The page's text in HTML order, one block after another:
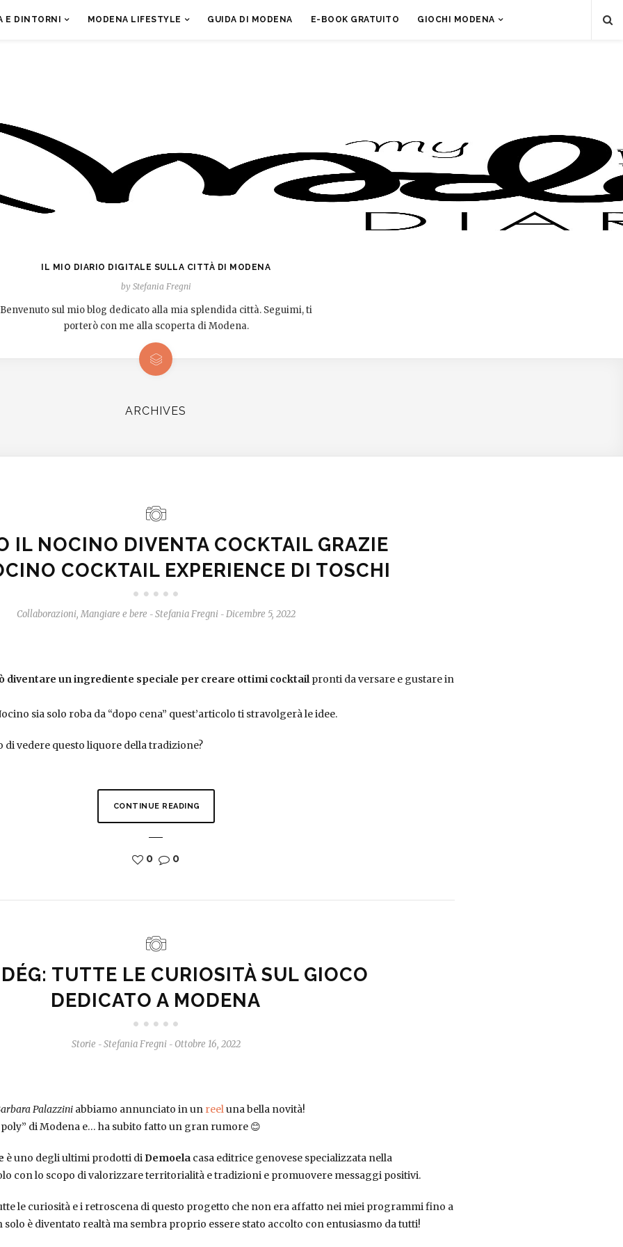
E DINTORNI MODENA LIFESTYLE GUIDA DI MODENA E-BOOK GRATUITO GIOCHI MODENA
IL MIO DIARIO DIGITALE SULLA CITTÀ DI MODENA
by Stefania Fregni
Benvenuto sul mio blog dedicato alla mia splendida città. Seguimi, ti
porterò con me alla scoperta di Modena.
ARCHIVES
IL NOCINO DIVENTA COCKTAIL GRAZIE
COCKTAIL EXPERIENCE DI TOSCHI
Collaborazioni,Mangiare e bere - Stefania Fregni - Dicembre 5, 2022
diventare un ingrediente speciale per creare ottimi cocktailpronti da versare e gustare in
sia solo roba da “dopo cena” quest’articolo ti stravolgerà le idee.
vedere questo liquore della tradizione?
CONTINUE READING
0 0
TUTTE LE CURIOSITÀ SUL GIOCO
DEDICATO A MODENA
Storie - Stefania Fregni - Ottobre 16, 2022
Palazzini abbiamo annunciato in un reeluna bella novità!
di Modena e… ha subito fatto un gran rumore 😊
è uno degli ultimi prodotti di Demoela casa editrice genovese specializzata nella
con lo scopo di valorizzare territorialità e tradizioni e promuovere messaggi positivi.
le curiosità e i retroscena di questo progetto che non era affatto nei miei programmi fino a
solo è diventato realtà ma sembra proprio essere stato accolto con entusiasmo da tutti!